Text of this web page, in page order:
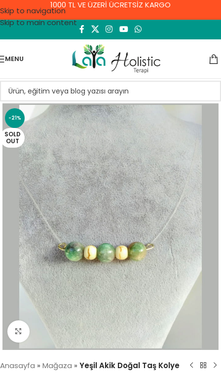
Skip to navigation
Skip to main content
1000 TL VE ÜZERİ ÜCRETSİZ KARGO
MENU
-21%
SOLD
OUT
Click to enlarge
Anasayfa » Mağaza » Yeşil Akik Doğal Taş Kolye